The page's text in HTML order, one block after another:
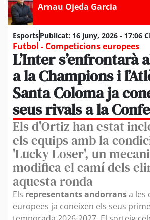
Arnau Ojeda Garcia
EsportsPublicat: 16 juny, 2026 - 17:06
Futbol - Competicions europees
L’Inter s’enfrontarà
a la Champions i
Santa Coloma ja
seus rivals a la
Els d'Ortiz han estat
els equips amb la
'Lucky Loser', un
modifica el camí dels
aquesta ronda
Els representants andorransa les
europees ja coneixen els seus